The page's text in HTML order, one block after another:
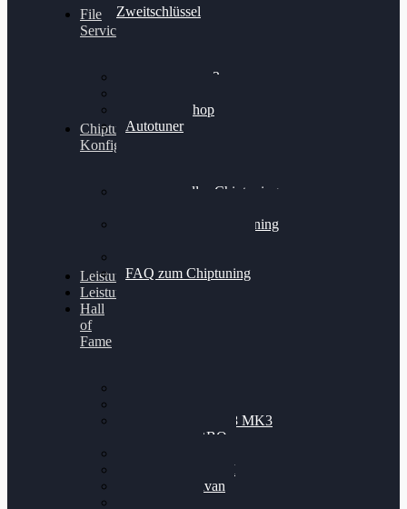
Zweitschlüssel
File
Service
Alientech Kess3
Alientech Shop
Autotuner
Chiptuning
Konfigurator
Professionelles Chiptuning
Professionelles Chiptuning
FAQ zum Chiptuning
Leistungsmessung
Leistungsprüfstand
Hall
of
Fame
Nissan GT-R35 3.8 MK3
V6 TWINTURBO
VW Passat 2.0TDI
VW T6 Multivan